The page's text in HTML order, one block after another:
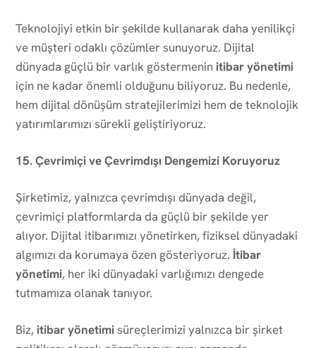
Teknolojiyi etkin bir şekilde kullanarak daha yenilikçi
ve müşteri odaklı çözümler sunuyoruz. Dijital
dünyada güçlü bir varlık göstermenin itibar yönetimi
için ne kadar önemli olduğunu biliyoruz. Bu nedenle,
hem dijital dönüşüm stratejilerimizi hem de teknolojik
yatırımlarımızı sürekli geliştiriyoruz.
15. Çevrimiçi ve Çevrimdışı Dengemizi Koruyoruz
Şirketimiz, yalnızca çevrimdışı dünyada değil,
çevrimiçi platformlarda da güçlü bir şekilde yer
alıyor. Dijital itibarımızı yönetirken, fiziksel dünyadaki
algımızı da korumaya özen gösteriyoruz. İtibar
yönetimi, her iki dünyadaki varlığımızı dengede
tutmamıza olanak tanıyor.
Biz, itibar yönetimisüreçlerimizi yalnızca bir şirket